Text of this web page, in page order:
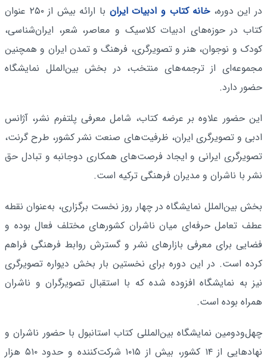
در این دوره،خانه کتاب و ادبیات ایران
با ارائه بیش از ۲۵۰ عنوان
کتاب در حوزه‌های ادبیات کلاسیک و معاصر، شعر، ایران‌شناسی،
کودک و نوجوان، هنر و تصویرگری، فرهنگ و تمدن ایران و همچنین
مجموعه‌ای از ترجمه‌های منتخب، در بخش بین‌الملل نمایشگاه
حضور دارد.
این حضور علاوه بر عرضه کتاب، شامل معرفی پلتفرم نشر، آژانس
ادبی و تصویرگری ایران، ظرفیت‌های صنعت نشر کشور، طرح گرنت،
تصویرگری ایرانی و ایجاد فرصت‌های همکاری دوجانبه و تبادل حق
نشر با ناشران و مدیران فرهنگی ترکیه است.
بخش بین‌الملل نمایشگاه در چهار روز نخست برگزاری، به‌عنوان نقطه
عطف تعامل حرفه‌ای میان ناشران کشورهای مختلف فعال بوده و
فضایی برای معرفی بازارهای نشر و گسترش روابط فرهنگی فراهم
کرده است. در این دوره برای نخستین بار بخش دیواره تصویرگری
نیز به نمایشگاه افزوده شده که با استقبال تصویرگران و ناشران
همراه بوده است.
چهل‌ودومین نمایشگاه بین‌المللی کتاب استانبول با حضور ناشران و
نهادهایی از ۱۴ کشور، بیش از ۱۰۱۵ شرکت‌کننده و حدود ۵۱۰ هزار